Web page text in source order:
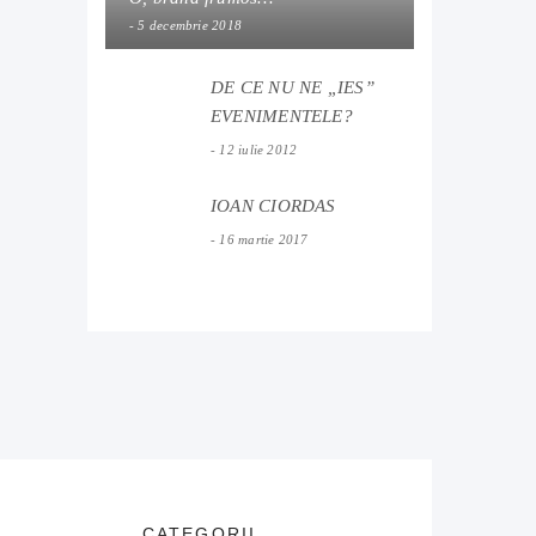
5 decembrie 2018
DE CE NU NE „IES”
EVENIMENTELE?
12 iulie 2012
IOAN CIORDAS
16 martie 2017